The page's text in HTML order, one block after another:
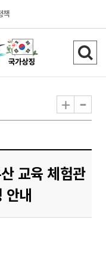
책
검
색
기
+ -
교육 체험관
안내